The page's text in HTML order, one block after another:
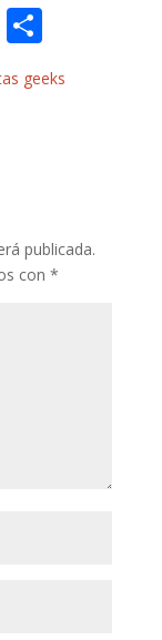
W
at
p
o
m
r
geeks
publicada.
con *